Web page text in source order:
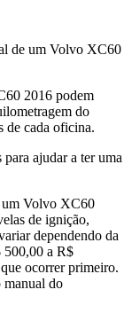
de um Volvo XC60
2016 podem
do
de cada oficina.
ajudar a ter uma
um Volvo XC60
de ignição,
dependendo da
500,00 a R$
ocorrer primeiro.
manual do